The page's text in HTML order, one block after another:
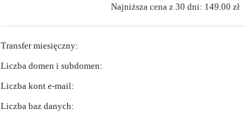
Najniższa cena z 30 dni: 149.00 zł
Transfer miesięczny:
Liczba domen i subdomen:
Liczba kont e-mail:
Liczba baz danych: